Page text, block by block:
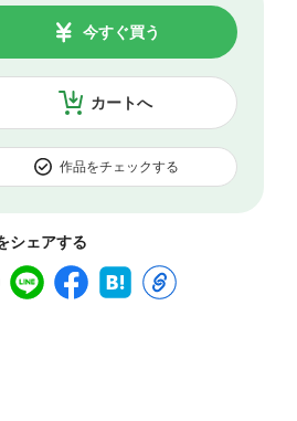
カートへ
今すぐ買う
作品をチェックする
シェアする